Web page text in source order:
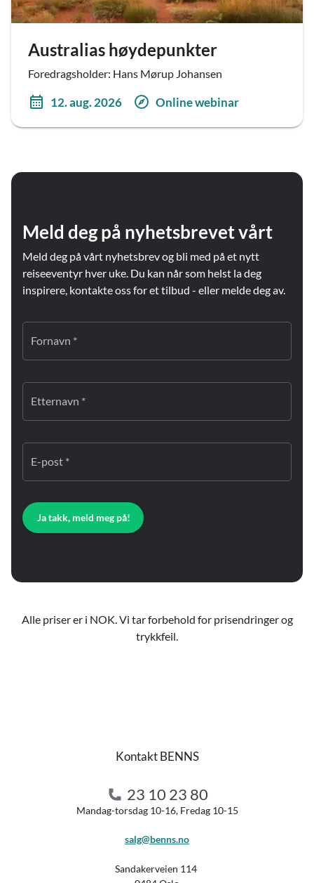
Australias høydepunkter
Foredragsholder: Hans Mørup Johansen
12. aug. 2026 Online webinar
Meld deg på nyhetsbrevet vårt
Meld deg på vårt nyhetsbrev og bli med på et nytt
reiseeventyr hver uke. Du kan når som helst la deg
inspirere, kontakte oss for et tilbud - eller melde deg av.
Fornavn *
Etternavn *
E-post *
Ja takk, meld meg på!
Alle priser er i NOK. Vi tar forbehold for prisendringer og
trykkfeil.
Kontakt BENNS
23 10 23 80
Mandag-torsdag 10-16, Fredag 10-15
salg@benns.no
Sandakerveien 114